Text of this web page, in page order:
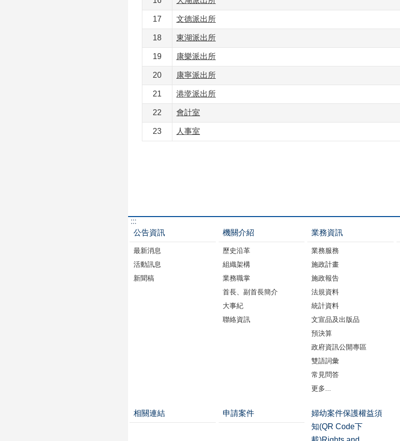
17 文德派出所
18 東湖派出所
19 康樂派出所
20 康寧派出所
21 港墘派出所
22 會計室
23 人事室
:::
公告資訊
最新消息
活動訊息
新聞稿
機關介紹
歷史沿革
組織架構
業務職掌
首長、副首長簡介
大事紀
聯絡資訊
業務資訊
業務服務
施政計畫
施政報告
法規資料
統計資料
文宣品及出版品
預決算
政府資訊公開專區
雙語詞彙
常見問答
更多...
相關連結 申請案件
婦幼案件保護權益須
知(QR Code下